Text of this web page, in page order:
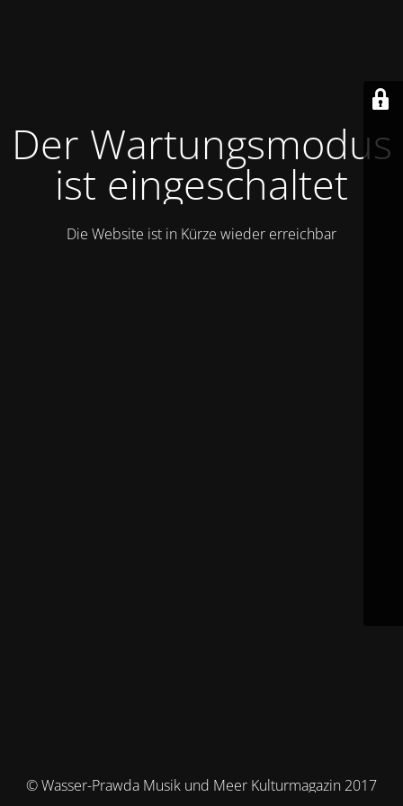
Der Wartungsmodus
ist eingeschaltet
Die Website ist in Kürze wieder erreichbar
© Wasser-Prawda Musik und Meer Kulturmagazin 2017